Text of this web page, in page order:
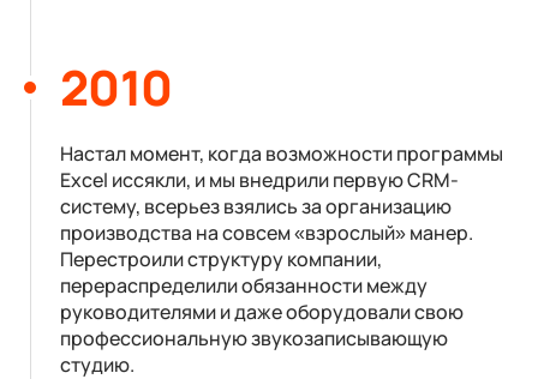
2010
Настал момент, когда возможности программы
Excel иссякли, и мы внедрили первую CRM-
систему, всерьез взялись за организацию
производства на совсем «взрослый» манер.
Перестроили структуру компании,
перераспределили обязанности между
руководителями и даже оборудовали свою
профессиональную звукозаписывающую
студию.